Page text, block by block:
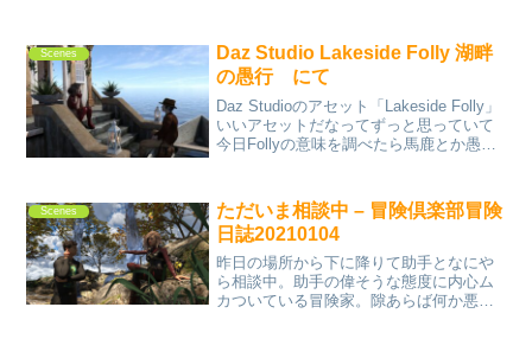
Scenes
Daz Studio Lakeside Folly 湖畔
の愚行 にて
Daz Studioのアセット「Lakeside Folly」
いいアセットだなってずっと思っていて
今日Follyの意味を調べたら馬鹿とか愚行
何か俗語的な使い方があ...
Scenes
ただいま相談中 – 冒険倶楽部冒険
日誌20210104
昨日の場所から下に降りて助手となにや
ら相談中。助手の偉そうな態度に内心ム
カついている冒険家。隙あらば何か悪戯